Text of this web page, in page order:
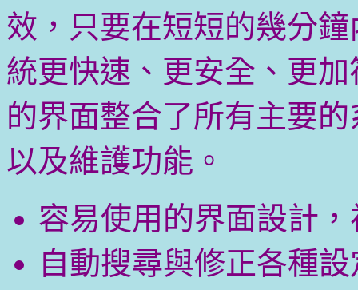
效，只要在短短的幾分鐘
統更快速、更安全、更
的界面整合了所有主要
以及維護功能。
容易使用的界面設計
自動搜尋與修正各種